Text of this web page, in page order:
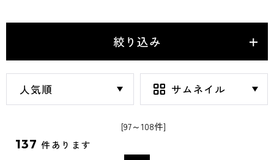
絞り込み
[97～108件]
137 件あります